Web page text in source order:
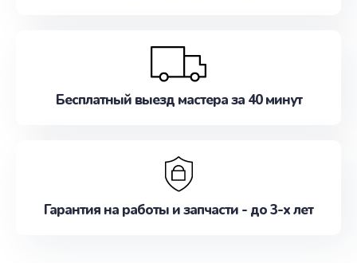
Бесплатный выезд мастера за 40 минут
Гарантия на работы и запчасти - до 3-х лет